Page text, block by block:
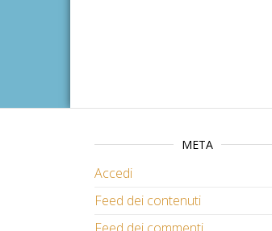
META
Accedi
Feed dei contenuti